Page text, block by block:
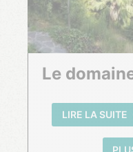
Le
LIRE LA SUITE